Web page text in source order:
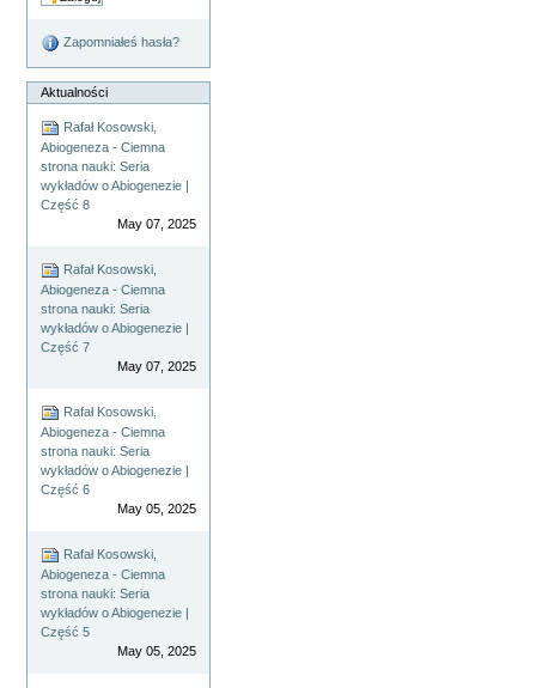
Zapomniałeś hasła?
Aktualności
Rafał Kosowski,
Abiogeneza - Ciemna
strona nauki: Seria
wykładów o Abiogenezie |
Część 8
May 07, 2025
Rafał Kosowski,
Abiogeneza - Ciemna
strona nauki: Seria
wykładów o Abiogenezie |
Część 7
May 07, 2025
Rafał Kosowski,
Abiogeneza - Ciemna
strona nauki: Seria
wykładów o Abiogenezie |
Część 6
May 05, 2025
Rafał Kosowski,
Abiogeneza - Ciemna
strona nauki: Seria
wykładów o Abiogenezie |
Część 5
May 05, 2025